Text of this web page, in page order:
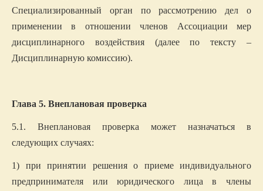
Специализированный орган по рассмотрению дел о
применении в отношении членов Ассоциации мер
дисциплинарного воздействия (далее по тексту –
Дисциплинарную комиссию).
Глава 5. Внеплановая проверка
5.1. Внеплановая проверка может назначаться в
следующих случаях:
1) при принятии решения о приеме индивидуального
предпринимателя или юридического лица в члены